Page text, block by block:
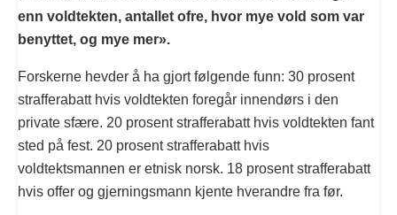
enn voldtekten, antallet ofre, hvor mye vold som var
benyttet, og mye mer».
Forskerne hevder å ha gjort følgende funn: 30 prosent
strafferabatt hvis voldtekten foregår innendørs i den
private sfære. 20 prosent strafferabatt hvis voldtekten fant
sted på fest. 20 prosent strafferabatt hvis
voldtektsmannen er etnisk norsk. 18 prosent strafferabatt
hvis offer og gjerningsmann kjente hverandre fra før.